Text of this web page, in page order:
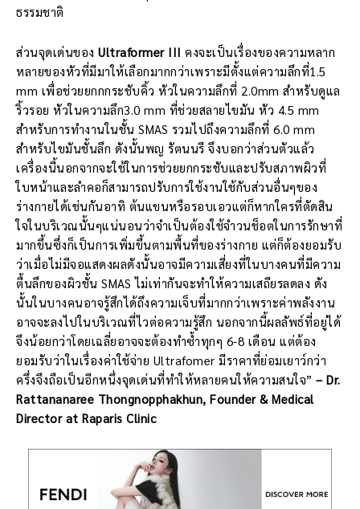
ธรรมชาติ
ส่วนจุดเด่นของ Ultraformer III คงจะเป็นเรื่องของความหลาก
หลายของหัวที่มีมาให้เลือกมากกว่าเพราะมีตั้งแต่ความลึกที่1.5
mm เพื่อช่วยยกกกระชับคิ้ว หัวในความลึกที่ 2.0mm สำหรับดูแล
ริ้วรอย หัวในความลึก3.0 mm ที่ช่วยสลายไขมัน หัว 4.5 mm
สำหรับการทำงานในชั้น SMAS รวมไปถึงความลึกที่ 6.0 mm
สำหรับไขมันชั้นลึก ดังนั้นพญ รัตนนรี จึงบอกว่าส่วนตัวแล้ว
เครื่องนี้นอกจากจะใช้ในการช่วยยกกระชับและปรับสภาพผิวที่
ใบหน้าและลำคอก็สามารถปรับการใช้งานใช้กับส่วนอื่นๆของ
ร่างกายได้เช่นกันอาทิ ต้นแขนหรือรอบเอวแต่ก็หากใครที่ตัดสิน
ใจในบริเวณนั้นๆแน่นอนว่าจำเป็นต้องใช้จำวนช็อตในการรักษาที่
มากขึ้นซึ่งก็เป็นการเพิ่มขึ้นตามพื้นที่ของร่างกาย แต่ก็ต้องยอมรับ
ว่าเมื่อไม่มีจอแสดงผลดังนั้นอาจมีความเสี่ยงที่ในบางคนที่มีความ
ตื้นลึกของผิวชั้น SMAS ไม่เท่ากันจะทำให้ความเสถียรลดลง ดัง
นั้นในบางคนอาจรู้สึกได้ถึงความเจ็บที่มากกว่าเพราะค่าพลังงาน
อาจจะลงไปในบริเวณที่ไวต่อความรู้สึก นอกจากนี้ผลลัพธ์ที่อยู่ได้
จึงน้อยกว่าโดยเฉลี่ยอาจจะต้องทำซ้ำทุกๆ 6-8 เดือน แต่ต้อง
ยอมรับว่าในเรื่องค่าใช้จ่าย Ultrafomer มีราคาที่ย่อมเยาว์กว่า
ครึ่งจึงถือเป็นอีกหนึ่งจุดเด่นที่ทำให้หลายคนให้ความสนใจ” – Dr.
Rattananaree Thongnopphakhun, Founder & Medical
Director at Raparis Clinic